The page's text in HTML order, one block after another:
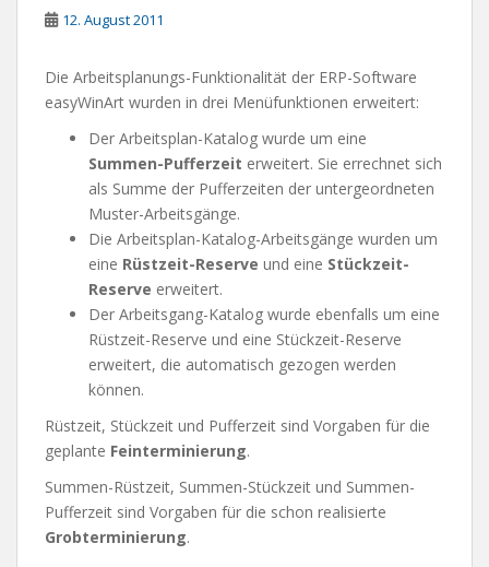
12. August 2011
Die Arbeitsplanungs-Funktionalität der ERP-Software
easyWinArt wurden in drei Menüfunktionen erweitert:
Der Arbeitsplan-Katalog wurde um eine
Summen-Pufferzeit erweitert. Sie errechnet sich
als Summe der Pufferzeiten der untergeordneten
Muster-Arbeitsgänge.
Die Arbeitsplan-Katalog-Arbeitsgänge wurden um
eine Rüstzeit-Reserve und eine Stückzeit-
Reserve erweitert.
Der Arbeitsgang-Katalog wurde ebenfalls um eine
Rüstzeit-Reserve und eine Stückzeit-Reserve
erweitert, die automatisch gezogen werden
können.
Rüstzeit, Stückzeit und Pufferzeit sind Vorgaben für die
geplante Feinterminierung.
Summen-Rüstzeit, Summen-Stückzeit und Summen-
Pufferzeit sind Vorgaben für die schon realisierte
Grobterminierung.